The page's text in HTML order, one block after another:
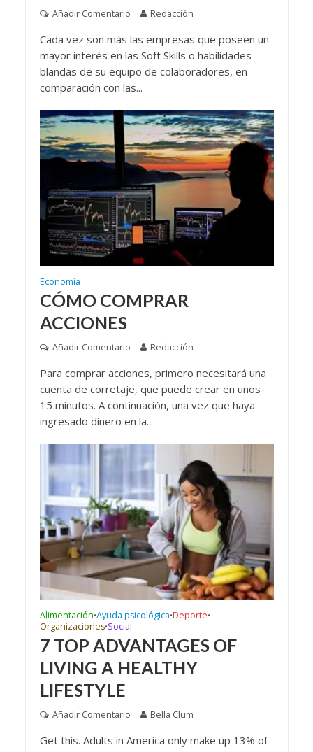
Añadir Comentario Redacción
Cada vez son más las empresas que poseen un
mayor interés en las Soft Skills o habilidades
blandas de su equipo de colaboradores, en
comparación con las...
Economía
CÓMO COMPRAR
ACCIONES
Añadir Comentario Redacción
Para comprar acciones, primero necesitará una
cuenta de corretaje, que puede crear en unos
15 minutos. A continuación, una vez que haya
ingresado dinero en la...
Alimentación•Ayuda psicológica•Deporte•
Organizaciones•Social
7 TOP ADVANTAGES OF
LIVING A HEALTHY
LIFESTYLE
Añadir Comentario Bella Clum
Get this. Adults in America only make up 13% of